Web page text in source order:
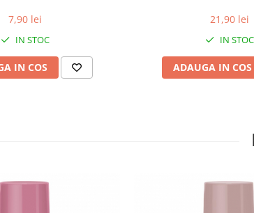
7,90 lei
IN STOC
IN COS
21,90 lei
IN STOC
ADAUGA IN COS